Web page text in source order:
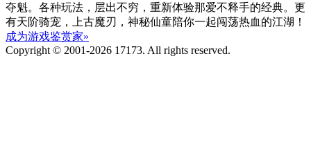
夺魁。各种玩法，层出不穷，重新体验那爱不释手的经典。更
有天阶骑宠，上古魔刃，神秘仙童陪你一起闯荡热血的江湖！
成为游戏鉴赏家»
Copyright © 2001-2026 17173. All rights reserved.